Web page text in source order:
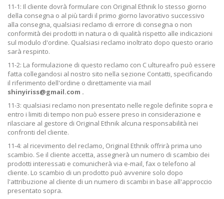
11-1: Il cliente dovrà formulare con Original Ethnik lo stesso giorno
della consegna o al più tardi il primo giorno lavorativo successivo
alla consegna, qualsiasi reclamo di errore di consegna o non
conformità dei prodotti in natura o di qualità rispetto alle indicazioni
sul modulo d'ordine. Qualsiasi reclamo inoltrato dopo questo orario
sarà respinto.
11-2: La formulazione di questo reclamo con C ultureafro può essere
fatta collegandosi al nostro sito nella sezione Contatti, specificando
il riferimento dell'ordine o direttamente via mail
shinyiriss@gmail.com .
11-3: qualsiasi reclamo non presentato nelle regole definite sopra e
entro i limiti di tempo non può essere preso in considerazione e
rilasciare al gestore di Original Ethnik alcuna responsabilità nei
confronti del cliente.
11-4: al ricevimento del reclamo, Original Ethnik offrirà prima uno
scambio. Se il cliente accetta, assegnerà un numero di scambio dei
prodotti interessati e comunicherà via e-mail, fax o telefono al
cliente. Lo scambio di un prodotto può avvenire solo dopo
l'attribuzione al cliente di un numero di scambi in base all'approccio
presentato sopra.